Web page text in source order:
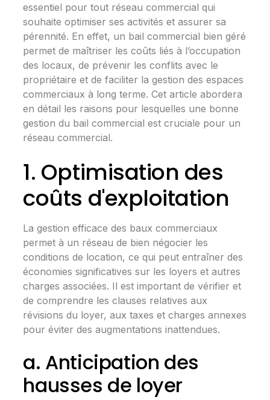
essentiel pour tout réseau commercial qui
souhaite optimiser ses activités et assurer sa
pérennité. En effet, un bail commercial bien géré
permet de maîtriser les coûts liés à l’occupation
des locaux, de prévenir les conflits avec le
propriétaire et de faciliter la gestion des espaces
commerciaux à long terme. Cet article abordera
en détail les raisons pour lesquelles une bonne
gestion du bail commercial est cruciale pour un
réseau commercial.
1. Optimisation des
coûts d'exploitation
La gestion efficace des baux commerciaux
permet à un réseau de bien négocier les
conditions de location, ce qui peut entraîner des
économies significatives sur les loyers et autres
charges associées. Il est important de vérifier et
de comprendre lesclauses relatives aux
révisions du loyer, aux taxes et charges annexes
pour éviter des augmentations inattendues.
a. Anticipation des
hausses de loyer